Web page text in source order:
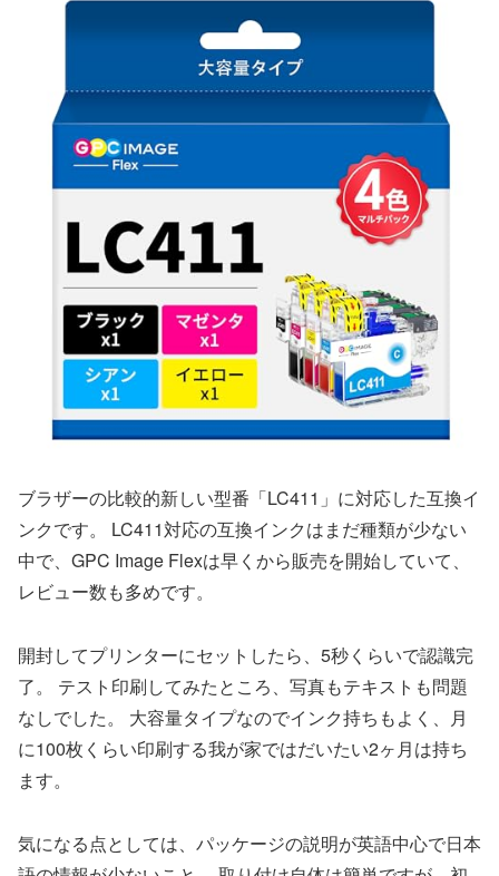
ブラザーの比較的新しい型番「LC411」に対応した互換イ
ンクです。 LC411対応の互換インクはまだ種類が少ない
中で、GPC Image Flexは早くから販売を開始していて、
レビュー数も多めです。
開封してプリンターにセットしたら、5秒くらいで認識完
了。 テスト印刷してみたところ、写真もテキストも問題
なしでした。 大容量タイプなのでインク持ちもよく、月
に100枚くらい印刷する我が家ではだいたい2ヶ月は持ち
ます。
気になる点としては、パッケージの説明が英語中心で日本